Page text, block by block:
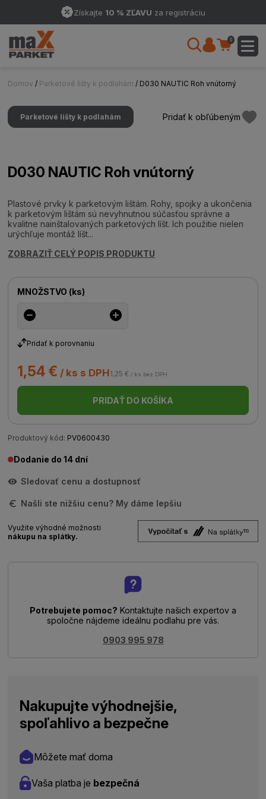
Získajte 10 % ZĽAVU za registráciu
0
Domov / Parketové lišty k podlahám / D030 NAUTIC Roh vnútorný
Parketové lišty k podlahám Pridať k obľúbeným
D030 NAUTIC Roh vnútorný
Plastové prvky k parketovým lištám. Rohy, spojky a ukončenia
k parketovým lištám sú nevyhnutnou súčasťou správne a
kvalitne nainštalovaných parketových líšt. Ich použitie nielen
urýchľuje montáž líšt...
ZOBRAZIŤ CELÝ POPIS PRODUKTU
MNOŽSTVO (ks)
Pridať k porovnaniu
1,54 € / ks s DPH1,25 € / ks bez DPH
PRIDAŤ DO KOŠÍKA
Produktový kód: PV0600430
Dodanie do 14 dní
Sledovať cenu a dostupnosť
Našli ste nižšiu cenu? My dáme lepšiu
Využite výhodné možnosti
nákupu na splátky.
Potrebujete pomoc? Kontaktujte našich expertov a
spoločne nájdeme ideálnu podlahu pre vás.
0903 995 978
Nakupujte výhodnejšie,
spoľahlivo a bezpečne
Môžete mať doma
Vaša platba je bezpečná